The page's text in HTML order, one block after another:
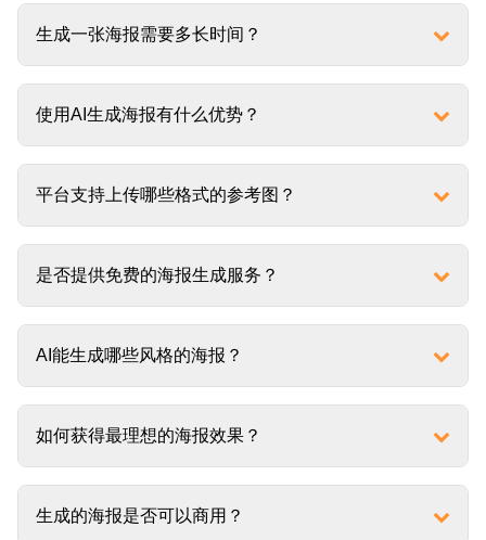
生成一张海报需要多长时间？
使用AI生成海报有什么优势？
平台支持上传哪些格式的参考图？
是否提供免费的海报生成服务？
AI能生成哪些风格的海报？
如何获得最理想的海报效果？
生成的海报是否可以商用？